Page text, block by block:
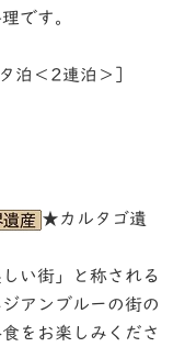
です。
泊＜2連泊＞］
★カルタゴ遺
い街」と称される
アンブルーの街の
をお楽しみくださ